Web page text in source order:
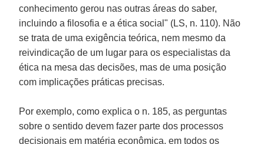
conhecimento gerou nas outras áreas do saber,
incluindo a filosofia e a ética social" (LS, n. 110). Não
se trata de uma exigência teórica, nem mesmo da
reivindicação de um lugar para os especialistas da
ética na mesa das decisões, mas de uma posição
com implicações práticas precisas.
Por exemplo, como explica o n. 185, as perguntas
sobre o sentido devem fazer parte dos processos
decisionais em matéria econômica, em todos os